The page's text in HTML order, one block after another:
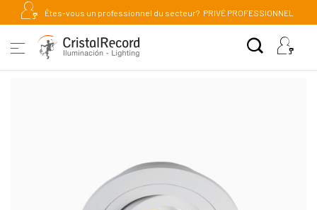
Êtes-vous un professionnel du secteur? PRIVÉ PROFESSIONNEL